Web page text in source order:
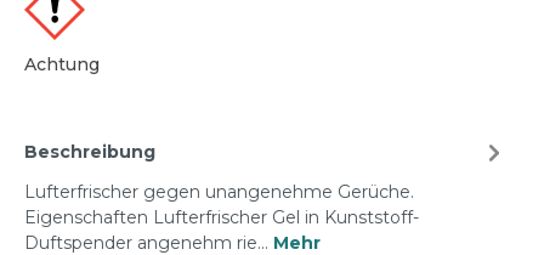
Achtung
Beschreibung
Lufterfrischer gegen unangenehme Gerüche.
Eigenschaften Lufterfrischer Gel in Kunststoff-
Duftspender angenehm rie… Mehr